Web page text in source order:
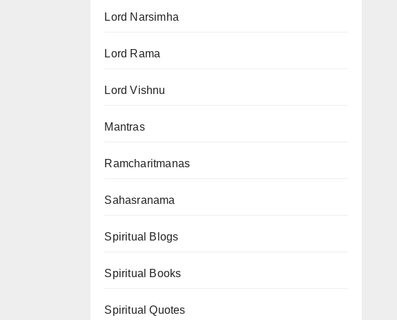
Lord Narsimha
Lord Rama
Lord Vishnu
Mantras
Ramcharitmanas
Sahasranama
Spiritual Blogs
Spiritual Books
Spiritual Quotes